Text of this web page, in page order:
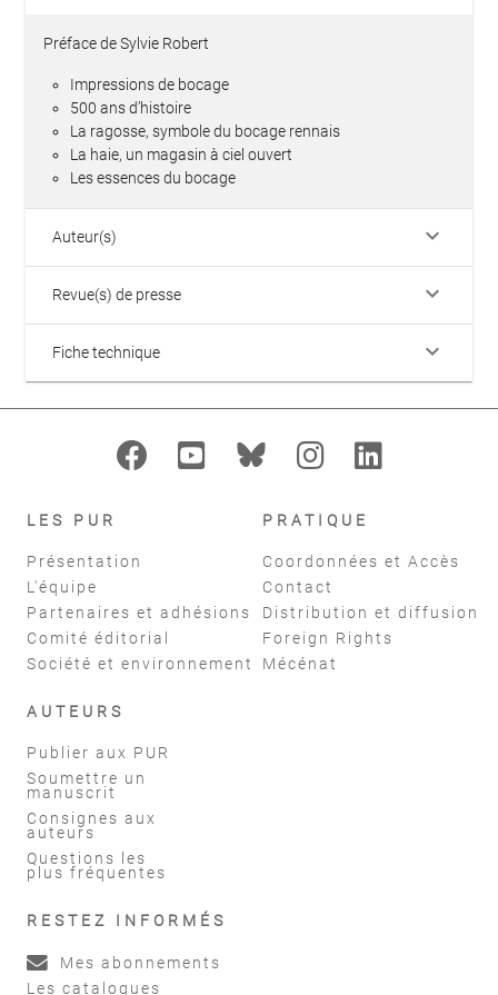
Préface de Sylvie Robert
Impressions de bocage
500 ans d’histoire
La ragosse, symbole du bocage rennais
La haie, un magasin à ciel ouvert
Les essences du bocage
Auteur(s) keyboard_arrow_down
Revue(s) de presse keyboard_arrow_down
Fiche technique keyboard_arrow_down
LES PUR
Présentation
L'équipe
Partenaires et adhésions
Comité éditorial
Société et environnement
PRATIQUE
Coordonnées et Accès
Contact
Distribution et diffusion
Foreign Rights
Mécénat
AUTEURS
Publier aux PUR
Soumettre un
manuscrit
Consignes aux
auteurs
Questions les
plus fréquentes
RESTEZ INFORMÉS
Mes abonnements
Les catalogues